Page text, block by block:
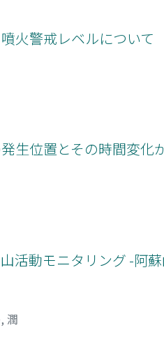
火警戒レベルについて
生位置とその時間変化
活動モニタリング -阿
潤